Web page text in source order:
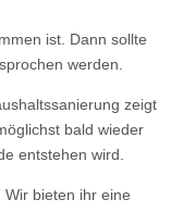
ist. Dann sollte
werden.
zeigt
bald wieder
entstehen wird.
bieten ihr eine